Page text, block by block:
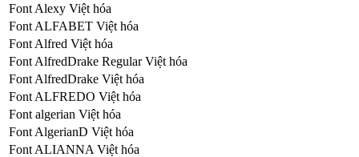
Font Alexy Việt hóa
Font ALFABET Việt hóa
Font Alfred Việt hóa
Font AlfredDrake Regular Việt hóa
Font AlfredDrake Việt hóa
Font ALFREDO Việt hóa
Font algerian Việt hóa
Font AlgerianD Việt hóa
Font ALIANNA Việt hóa